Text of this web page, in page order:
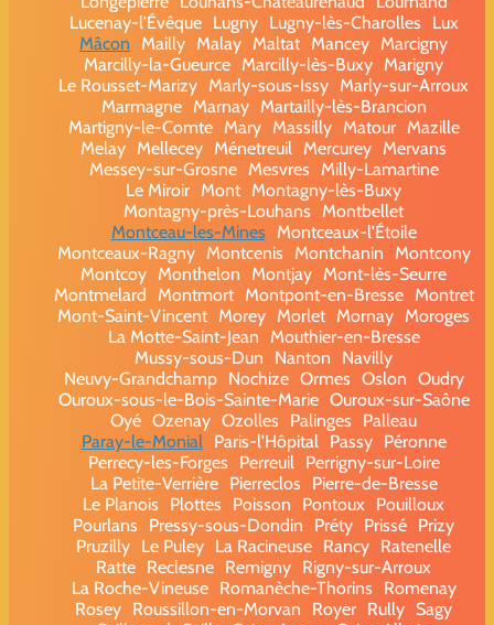
Lucenay-l'Évêque
Lugny Lugny-lès-Charolles
Lux
Mâcon
Mailly Malay Maltat Mancey Marcigny
Marcilly-la-Gueurce Marcilly-lès-Buxy Marigny
Le Rousset-Marizy Marly-sous-Issy Marly-sur-Arroux
Marmagne
Marnay
Martailly-lès-Brancion
Martigny-le-Comte
Mary Massilly Matour
Mazille
Melay Mellecey Ménetreuil Mercurey Mervans
Messey-sur-Grosne
Mesvres
Milly-Lamartine
Le Miroir Mont Montagny-lès-Buxy
Montagny-près-Louhans
Montbellet
Montceau-les-Mines
Montceaux-l'Étoile
Montceaux-Ragny
Montcenis Montchanin
Montcony
Montcoy Monthelon Montjay Mont-lès-Seurre
Montmelard
Montmort Montpont-en-Bresse
Montret
Mont-Saint-Vincent Morey Morlet Mornay Moroges
La Motte-Saint-Jean
Mouthier-en-Bresse
Mussy-sous-Dun
Nanton
Navilly
Neuvy-Grandchamp
Nochize Ormes Oslon Oudry
Ouroux-sous-le-Bois-Sainte-Marie Ouroux-sur-Saône
Oyé Ozenay Ozolles Palinges
Palleau
Paray-le-Monial
Paris-l'Hôpital Passy
Péronne
Perrecy-les-Forges
Perreuil
Perrigny-sur-Loire
La Petite-Verrière
Pierreclos
Pierre-de-Bresse
Le Planois
Plottes Poisson Pontoux
Pouilloux
Pourlans
Pressy-sous-Dondin Préty Prissé Prizy
Pruzilly Le Puley La Racineuse Rancy Ratenelle
Ratte Reclesne Remigny Rigny-sur-Arroux
La Roche-Vineuse
Romanèche-Thorins
Romenay
Rosey Roussillon-en-Morvan Royer Rully Sagy